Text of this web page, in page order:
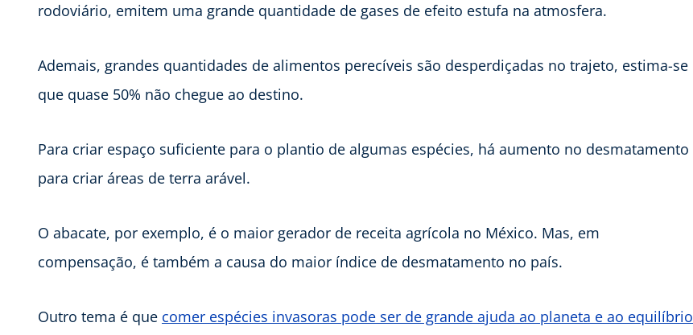
rodoviário, emitem uma grande quantidade de gases de efeito estufa na atmosfera.
Ademais, grandes quantidades de alimentos perecíveis são desperdiçadas no trajeto, estima-se
que quase 50% não chegue ao destino.
Para criar espaço suficiente para o plantio de algumas espécies, há aumento no desmatamento
para criar áreas de terra arável.
O abacate, por exemplo, é o maior gerador de receita agrícola no México. Mas, em
compensação, é também a causa do maior índice de desmatamento no país.
Outro tema é que comer espécies invasoras pode ser de grande ajuda ao planeta e ao equilíbrio